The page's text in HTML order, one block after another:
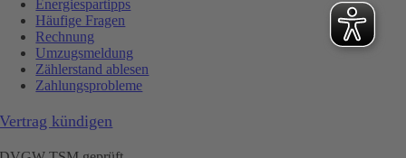
Energiespartipps
Häufige Fragen
Rechnung
Umzugsmeldung
Zählerstand ablesen
Zahlungsprobleme
Vertrag kündigen